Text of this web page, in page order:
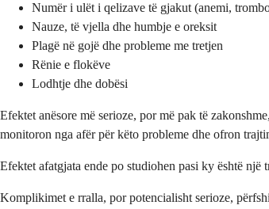
Numër i ulët i qelizave të gjakut (anemi,
Nauze, të vjella dhe humbje e oreksit
Plagë në gojë dhe probleme me tretjen
Rënie e flokëve
Lodhtje dhe dobësi
Efektet anësore më serioze, por më pak të
monitoron nga afër për këto probleme dhe ofron
Efektet afatgjata ende po studiohen pasi ky është
Komplikimet e rralla, por potencialisht serioze,